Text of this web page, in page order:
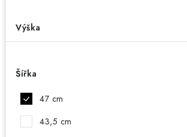
Výška
Šířka
47 cm
43,5 cm